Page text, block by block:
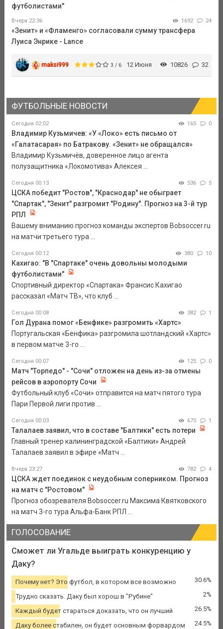
футболистами"
Вчера 22:36 1692 24
«Зенит» и «Фламенго» согласовали сумму трансфера
Луиса Энрике - Lance
maksi999 3 / 6 12 Июня 10826 32
ФУТБОЛЬНЫЕ НОВОСТИ
Сегодня 02:02 165 0
Владимир Кузьмичев: «У «Локо» есть письмо от
«Галатасарая» по Батракову. «Зенит» не обращался»
Владимир Кузьмичёв, доверенное лицо агента
полузащитника «Локомотива» Алексея ...
Сегодня 00:13 536 5
ЦСКА победит "Ростов", "Краснодар" не обыграет
"Спартак", "Зенит" разгромит "Родину". Прогноз на 3-й тур
РПЛ
Вашему вниманию прогноз команды экспертов Bobsoccer.ru
на матчи третьего тура ...
Сегодня 00:12 380 10
Кахигао: "В "Спартаке" очень довольны молодыми
футболистами"
Спортивный директор «Спартака» Франсис Кахигао
рассказал «Матч ТВ», что клуб ...
Сегодня 00:08 382 1
Гол Дурана помог «Бенфике» разгромить «Хартс»
Португальская «Бенфика» разгромила шотландский «Хартс»
в первом матче 3-го ...
Сегодня 00:07 125 0
Матч "Торпедо" - "Сочи" отложен на день из-за отмены
рейсов в аэропорту Сочи
Футбольный клуб «Сочи» отправится на матч пятого тура
Пари Первой лиги против ...
Сегодня 00:03 675 1
Талалаев заявил, что в составе "Балтики" есть потери
Главный тренер калининградской «Балтики» Андрей
Талалаев заявил в эфире «Матч ...
Вчера 23:27 782 4
ЦСКА ждет поединок с неудобным соперником. Прогноз
на матч с "Ростовом"
Прогноз обозревателя Bobsoccer.ru Максима Квятковского
на матч 3-го тура Альфа-Банк РПЛ ...
ГОЛОСОВАНИЕ
Сможет ли Угальде выиграть конкуренцию у
Даку?
Почему нет? Это футбол, в котором все возможно 30.6%
Трудно сказать. Даку был хорош в "Рубине" 2%
Каждый будет стараться доказать, что он лучший 26.5%
Даку более стабилен, он будет основным форвардом 24.5%